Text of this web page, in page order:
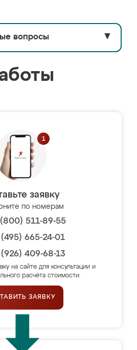
вопросы ▼
заявку
по номерам
511-89-55
665-24-01
409-68-13
на сайте для консультации и
расчёта стоимости.
ЗАЯВКУ